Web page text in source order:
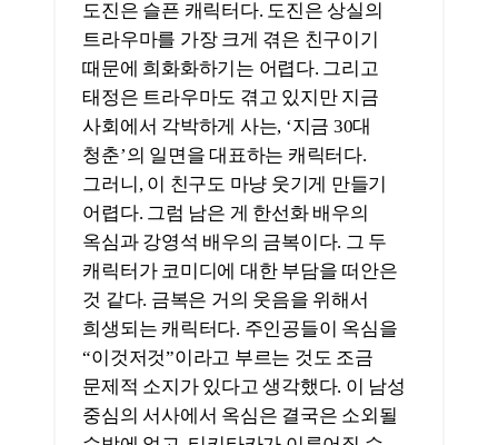
기자
<퍼스트 라이드>의 캐스팅을 보면서,
에드가 라이트 감독의 <지구가 끝장 나는
날>(2013)이 생각났다. 왕년의 고향
친구들이 20년이 지나서 다시 모이는
이야기였다. 지금 <퍼스트 라이드>의
캐스팅도 유년 시절부터 고등학교
때까지 함께한 한때의 친구들이
15년에서 20년이 지난 후 다시 모이는
느낌에 더 가깝다. 연기적인 측면에서는
배우들이 각 캐릭터를 정말 열심히
소화했고, 남대중 감독 역시 캐스팅을
적절하게 하는 감독이라고 생각해 왔다.
<위대한 소원>에서도 세 친구로 나온
류덕환, 김동명, 안재홍 배우가 잘
어울렸던 기억이 있다. <퍼스트 라이드>
의 캐스팅이 무리라고 생각하지는
않지만, 캐릭터들의 나이와 이질감이